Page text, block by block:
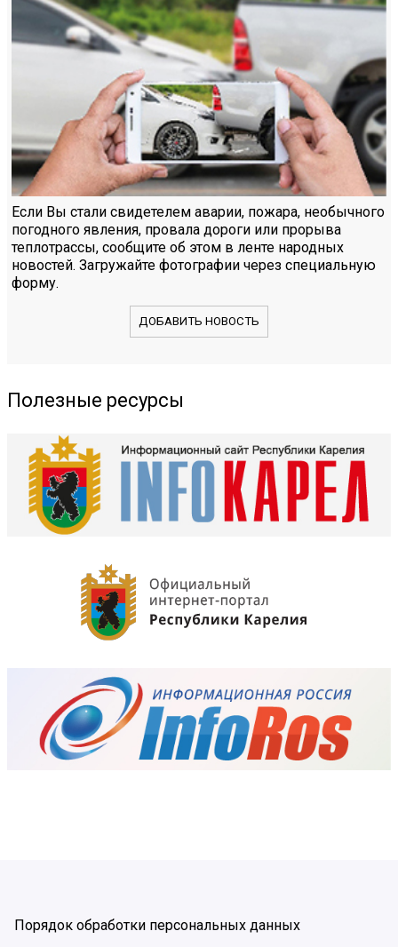
Если Вы стали свидетелем аварии, пожара, необычного
погодного явления, провала дороги или прорыва
теплотрассы, сообщите об этом в ленте народных
новостей. Загружайте фотографии через специальную
форму.
ДОБАВИТЬ НОВОСТЬ
Полезные ресурсы
Порядок обработки персональных данных